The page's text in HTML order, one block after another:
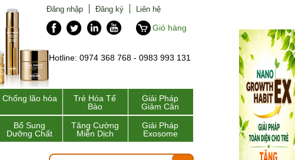
Đăng nhập Đăng ký
Liên hệ
Giỏ hàng
Hotline: 0974 368 768 - 0983 993 131
Chống lão hóa
Trẻ Hóa Tế
Bào
Giải Pháp
Giảm Cân
Bổ Sung
Dưỡng Chất
Tăng Cường
Miễn Dịch
Giải Pháp
Exosome